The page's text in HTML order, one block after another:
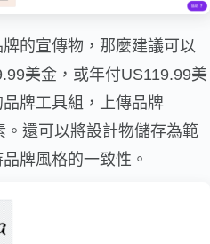
的宣傳物，那麼建議可以
美金，或年付US119.99美
牌工具組，上傳品牌
還可以將設計物儲存為範
牌風格的一致性。